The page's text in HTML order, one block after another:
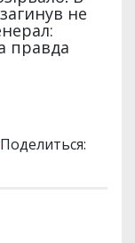
Поделиться: